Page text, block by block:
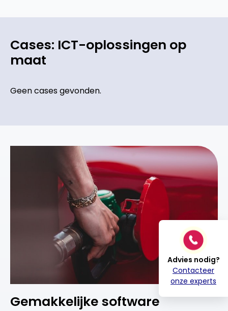
Cases: ICT-oplossingen op
maat
Geen cases gevonden.
Gemakkelijke software
Advies nodig?
Contacteer
onze experts